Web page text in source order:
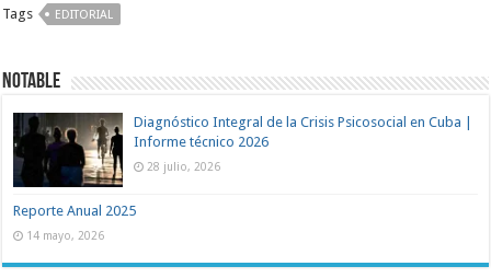
Tags EDITORIAL
Notable
Diagnóstico Integral de la Crisis Psicosocial en Cuba |
Informe técnico 2026
28 julio, 2026
Reporte Anual 2025
14 mayo, 2026